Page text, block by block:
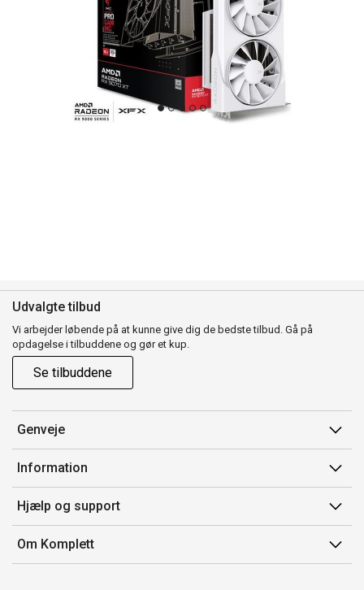
Udvalgte tilbud
Vi arbejder løbende på at kunne give dig de bedste tilbud. Gå på
opdagelse i tilbuddene og gør et kup.
Se tilbuddene
Genveje
Min side
Ordrehistorik
Gavekort
Information
Salgsbetingelser
Mærker/producent
Fortrydelsesret
Hjælp og support
Kontakt os
Kundeservice
Om Komplett